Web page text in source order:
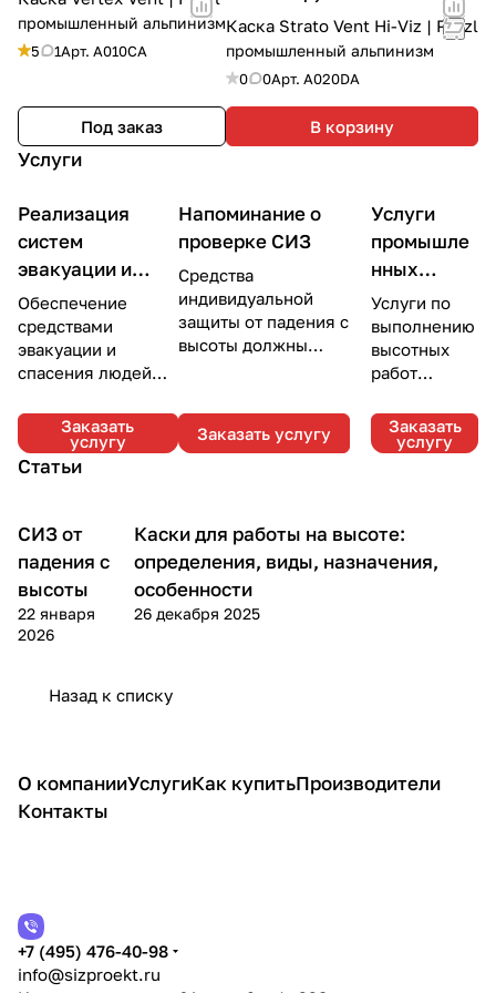
промышленный альпинизм
5 1Арт. A010CA
Под заказ
Каска Strato Vent Hi-Viz | Petzl
промышленный альпинизм
0 0Арт. A020DA
В корзину
Услуги
Реализация
систем
эвакуации и
спасения
Обеспечение
средствами
эвакуации и
спасения людей
чрезвычайных
ситуаций из зданий
или мест
эвакуационных
систем и
мероприятий.
Заказать
услугу
Напоминание о
проверке СИЗ
Средства
индивидуальной
защиты от падения с
высоты должны
проверку не реже, чем
один раз в год. Мы
через год после
осуществления
отгрузки.
Заказать услугу
Услуги
промышле
нных
альпинист
ов
Услуги по
выполнению
высотных
работ
промышлен
ного
ием систем
канатного
Заказать
услугу
Статьи
Теория
СИЗ от
падения с
высоты
22 января
2026
Теория
Каски для работы на высоте:
определения, виды, назначения,
особенности
26 декабря 2025
Назад к списку
О компанииУслугиКак купитьПроизводители
Контакты
+7 (495) 476-40-98
info@sizproekt.ru